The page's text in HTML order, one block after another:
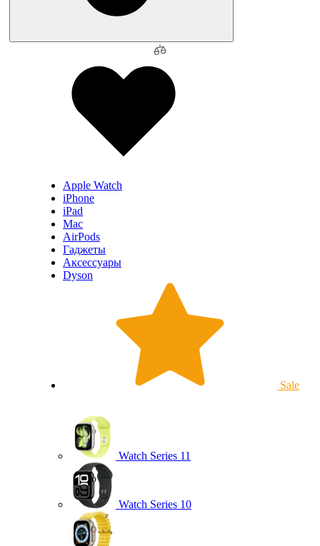
Apple Watch
iPhone
iPad
Mac
AirPods
Гаджеты
Аксессуары
Dyson
Sale
Watch Series 11
Watch Series 10